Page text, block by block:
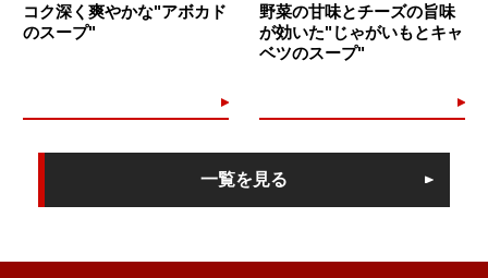
コク深く爽やかな"アボカド
のスープ"
野菜の甘味とチーズの旨味
が効いた"じゃがいもとキャ
ベツのスープ"
一覧を見る